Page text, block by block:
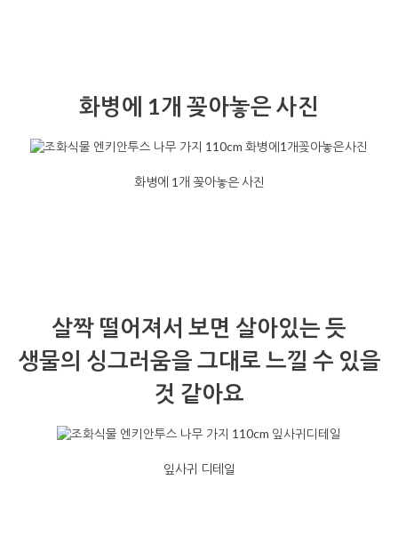
화병에 1개 꽂아놓은 사진
화병에 1개 꽂아놓은 사진
살짝 떨어져서 보면 살아있는 듯
생물의 싱그러움을 그대로 느낄 수 있을
것 같아요
잎사귀 디테일